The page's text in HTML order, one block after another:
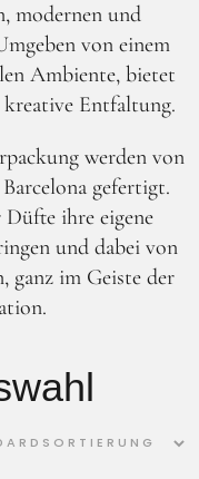
modernen und
von einem
Ambiente, bietet
kreative Entfaltung.
werden von
gefertigt.
Düfte ihre eigene
und dabei von
ganz im Geiste der